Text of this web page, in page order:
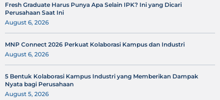
Fresh Graduate Harus Punya Apa Selain IPK? Ini yang Dicari
Perusahaan Saat Ini
August 6, 2026
MNP Connect 2026 Perkuat Kolaborasi Kampus dan Industri
August 6, 2026
5 Bentuk Kolaborasi Kampus Industri yang Memberikan Dampak
Nyata bagi Perusahaan
August 5, 2026